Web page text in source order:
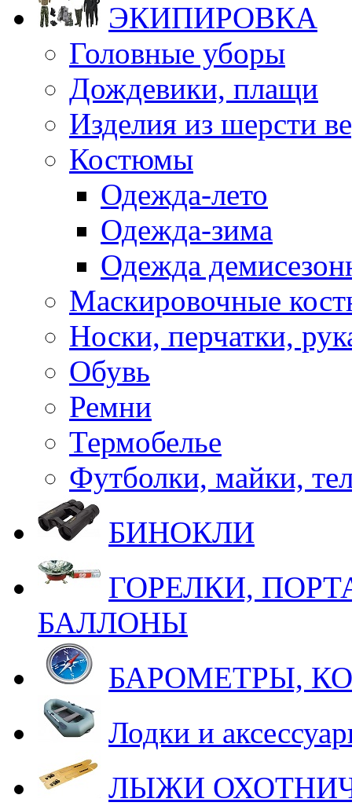
ЭКИПИРОВКА
Головные уборы
Дождевики, плащи
Изделия из шерсти
Костюмы
Одежда-лето
Одежда-зима
Одежда
Маскировочные
Носки, перчатки,
Обувь
Ремни
Термобелье
Футболки, майки,
БИНОКЛИ
ГОРЕЛКИ,
БАЛЛОНЫ
БАРОМЕТРЫ,
Лодки и
ЛЫЖИ